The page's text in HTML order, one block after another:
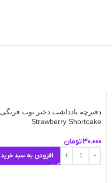
دفترچه یادداشت دختر توت فرنگی
Strawberry Shortcake
30.000تومان
افزودن به سبد خرید